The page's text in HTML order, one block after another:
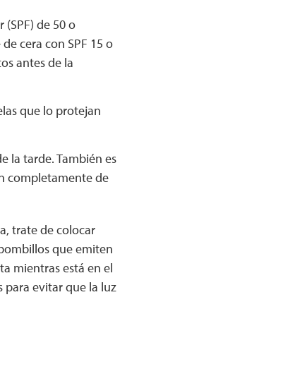
de 50 o
cera con SPF 15 o
antes de la
que lo protejan
la tarde. También es
completamente de
trate de colocar
que emiten
mientras está en el
para evitar que la luz